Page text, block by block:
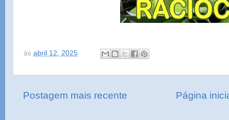
às abril 12, 2025
Postagem mais recente Página